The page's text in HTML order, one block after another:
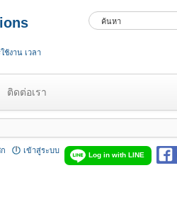
ช้งาน เวลา
ติดต่อเรา
Log in with LINE
เข้าสู่ระบบ